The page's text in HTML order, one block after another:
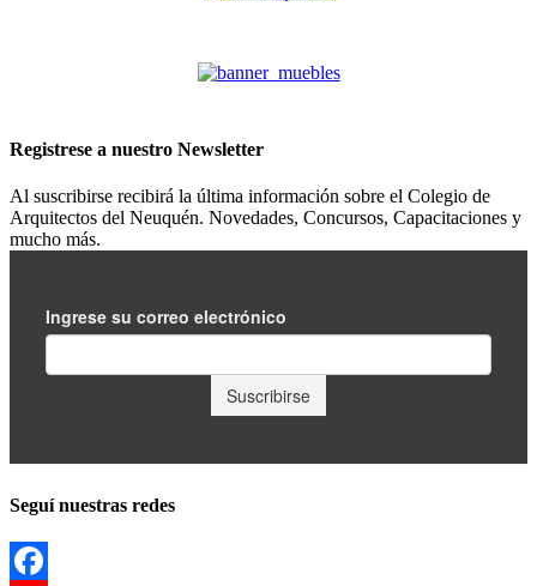
Registrese a nuestro Newsletter
Al suscribirse recibirá la última información sobre el Colegio de
Arquitectos del Neuquén. Novedades, Concursos, Capacitaciones y
mucho más.
Seguí nuestras redes